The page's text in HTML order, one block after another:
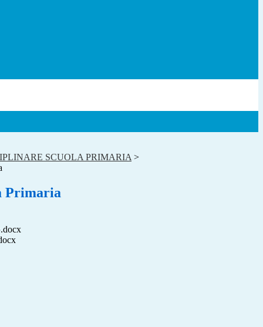
SCUOLA PRIMARIA >
Primaria